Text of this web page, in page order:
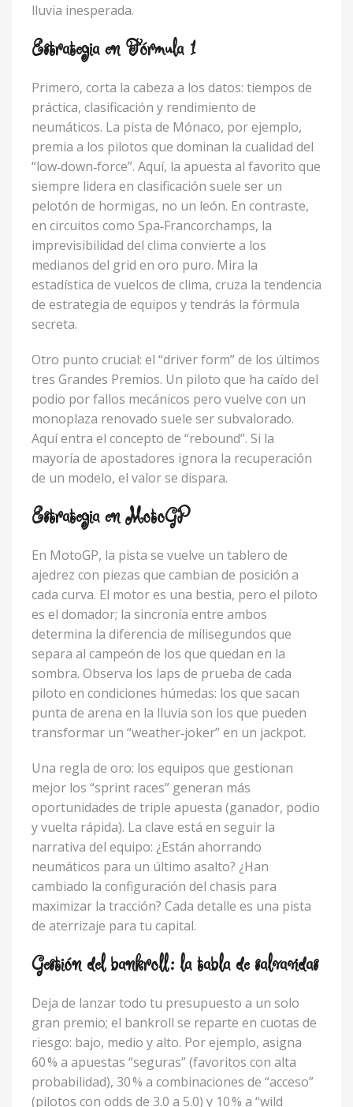
lluvia inesperada.
Estrategia en Fórmula 1
Primero, corta la cabeza a los datos: tiempos de
práctica, clasificación y rendimiento de
neumáticos. La pista de Mónaco, por ejemplo,
premia a los pilotos que dominan la cualidad del
“low‑down‑force”. Aquí, la apuesta al favorito que
siempre lidera en clasificación suele ser un
pelotón de hormigas, no un león. En contraste,
en circuitos como Spa‑Francorchamps, la
imprevisibilidad del clima convierte a los
medianos del grid en oro puro. Mira la
estadística de vuelcos de clima, cruza la tendencia
de estrategia de equipos y tendrás la fórmula
secreta.
Otro punto crucial: el “driver form” de los últimos
tres Grandes Premios. Un piloto que ha caído del
podio por fallos mecánicos pero vuelve con un
monoplaza renovado suele ser subvalorado.
Aquí entra el concepto de “rebound”. Si la
mayoría de apostadores ignora la recuperación
de un modelo, el valor se dispara.
Estrategia en MotoGP
En MotoGP, la pista se vuelve un tablero de
ajedrez con piezas que cambian de posición a
cada curva. El motor es una bestia, pero el piloto
es el domador; la sincronía entre ambos
determina la diferencia de milisegundos que
separa al campeón de los que quedan en la
sombra. Observa los laps de prueba de cada
piloto en condiciones húmedas: los que sacan
punta de arena en la lluvia son los que pueden
transformar un “weather‑joker” en un jackpot.
Una regla de oro: los equipos que gestionan
mejor los “sprint races” generan más
oportunidades de triple apuesta (ganador, podio
y vuelta rápida). La clave está en seguir la
narrativa del equipo: ¿Están ahorrando
neumáticos para un último asalto? ¿Han
cambiado la configuración del chasis para
maximizar la tracción? Cada detalle es una pista
de aterrizaje para tu capital.
Gestión del bankroll: la tabla de salvavidas
Deja de lanzar todo tu presupuesto a un solo
gran premio; el bankroll se reparte en cuotas de
riesgo: bajo, medio y alto. Por ejemplo, asigna
60 % a apuestas “seguras” (favoritos con alta
probabilidad), 30 % a combinaciones de “acceso”
(pilotos con odds de 3.0 a 5.0) y 10 % a “wild